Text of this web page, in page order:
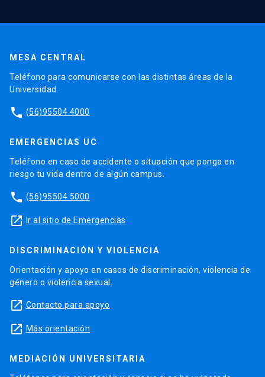
MESA CENTRAL
Teléfono para comunicarse con las distintas áreas de la
Universidad.
phone (56)95504 4000
EMERGENCIAS UC
Teléfono en caso de accidente o situación que ponga en
riesgo tu vida dentro de algún campus.
phone (56)95504 5000
launch Ir al sitio de Emergencias
DISCRIMINACIÓN Y VIOLENCIA
Orientación y apoyo en casos de discriminación, violencia de
género o violencia sexual.
launch Contacto para apoyo
launch Más orientación
MEDIACIÓN UNIVERSITARIA